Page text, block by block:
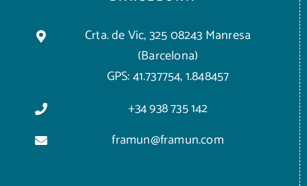
Crta. de Vic, 325 08243 Manresa
(Barcelona)
GPS: 41.737754, 1.848457
+34 938 735 142
framun@framun.com